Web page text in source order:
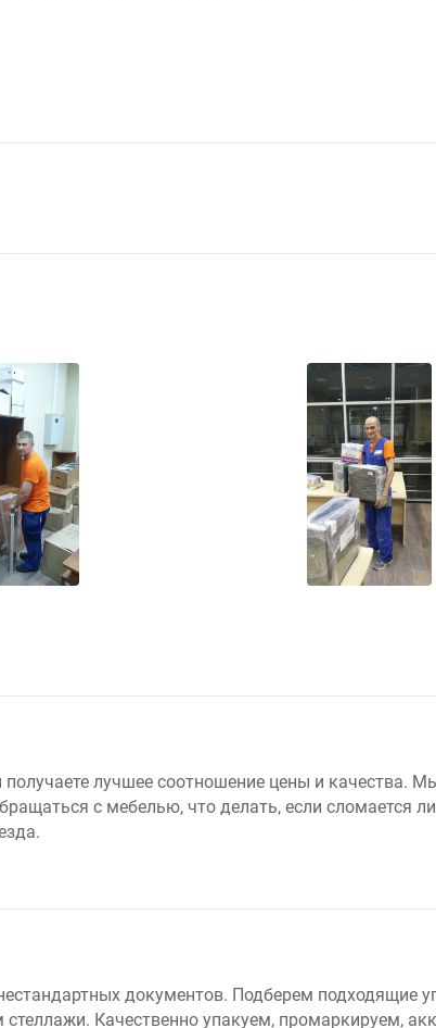
лучшее соотношение цены и качества.
с мебелью, что делать, если сломается
документов. Подберем подходящие
Качественно упакуем, промаркируем,